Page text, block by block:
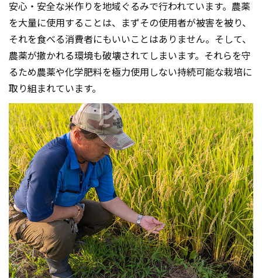
安心・安全な米作りを地域ぐるみで行われています。農薬
を大量に使用することは、まずその使用者が被害を被り、
それを食べる消費者にもいいことはありません。そして、
農薬が撒かれる環境も破壊されてしまいます。それらを守
るため農薬や化学肥料を極力使用しない持続可能な栽培に
取り組まれています。